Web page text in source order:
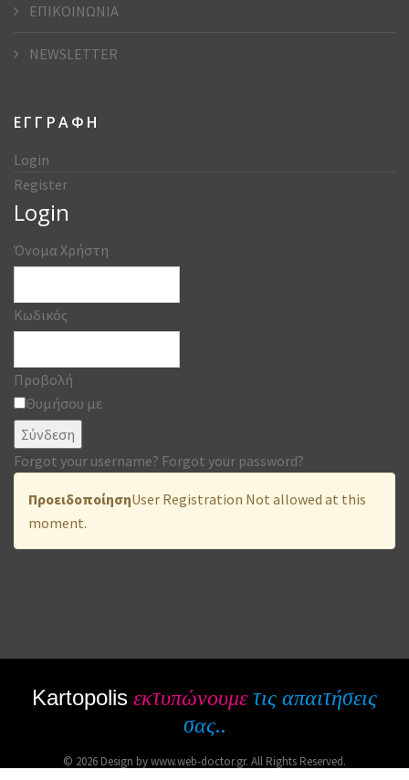
ΕΠΙΚΟΙΝΩΝΙΑ
NEWSLETTER
ΕΓΓΡΑΦΗ
Login
Register
Login
Όνομα Χρήστη
Κωδικός
Προβολή
Θυμήσου με
Σύνδεση
Forgot your username? Forgot your password?
ΠροειδοποίησηUser Registration Not allowed at this
moment.
Kartopolis εκτυπώνουμετις απαιτήσεις
σας..
© 2026 Design by www.web-doctor.gr. All Rights Reserved.